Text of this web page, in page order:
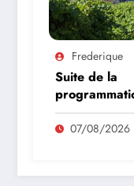
Frederique
Suite de la
des amis de
de Marcilhac
07/08/2026